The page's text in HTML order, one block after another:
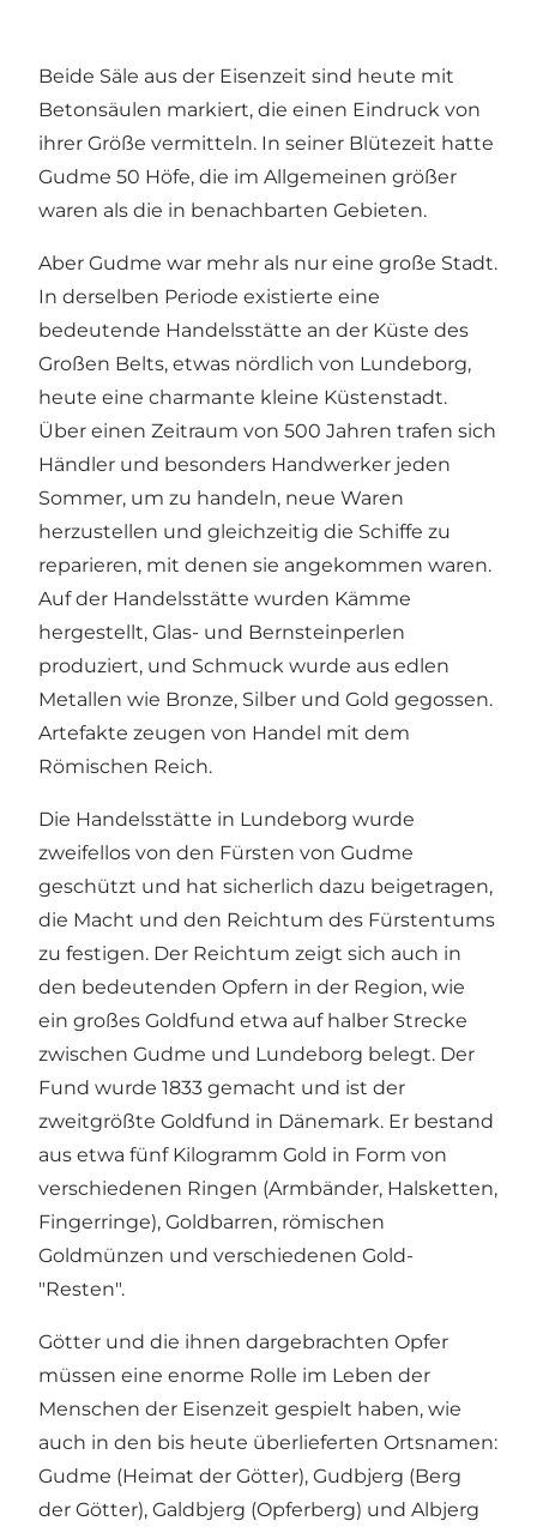
Beide Säle aus der Eisenzeit sind heute mit
Betonsäulen markiert, die einen Eindruck von
ihrer Größe vermitteln. In seiner Blütezeit hatte
Gudme 50 Höfe, die im Allgemeinen größer
waren als die in benachbarten Gebieten.
Aber Gudme war mehr als nur eine große Stadt.
In derselben Periode existierte eine
bedeutende Handelsstätte an der Küste des
Großen Belts, etwas nördlich von Lundeborg,
heute eine charmante kleine Küstenstadt.
Über einen Zeitraum von 500 Jahren trafen sich
Händler und besonders Handwerker jeden
Sommer, um zu handeln, neue Waren
herzustellen und gleichzeitig die Schiffe zu
reparieren, mit denen sie angekommen waren.
Auf der Handelsstätte wurden Kämme
hergestellt, Glas- und Bernsteinperlen
produziert, und Schmuck wurde aus edlen
Metallen wie Bronze, Silber und Gold gegossen.
Artefakte zeugen von Handel mit dem
Römischen Reich.
Die Handelsstätte in Lundeborg wurde
zweifellos von den Fürsten von Gudme
geschützt und hat sicherlich dazu beigetragen,
die Macht und den Reichtum des Fürstentums
zu festigen. Der Reichtum zeigt sich auch in
den bedeutenden Opfern in der Region, wie
ein großes Goldfund etwa auf halber Strecke
zwischen Gudme und Lundeborg belegt. Der
Fund wurde 1833 gemacht und ist der
zweitgrößte Goldfund in Dänemark. Er bestand
aus etwa fünf Kilogramm Gold in Form von
verschiedenen Ringen (Armbänder, Halsketten,
Fingerringe), Goldbarren, römischen
Goldmünzen und verschiedenen Gold-
"Resten".
Götter und die ihnen dargebrachten Opfer
müssen eine enorme Rolle im Leben der
Menschen der Eisenzeit gespielt haben, wie
auch in den bis heute überlieferten Ortsnamen:
Gudme (Heimat der Götter), Gudbjerg (Berg
der Götter), Galdbjerg (Opferberg) und Albjerg